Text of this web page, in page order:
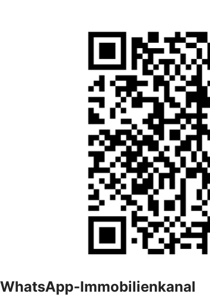
WhatsApp-Immobilienkanal